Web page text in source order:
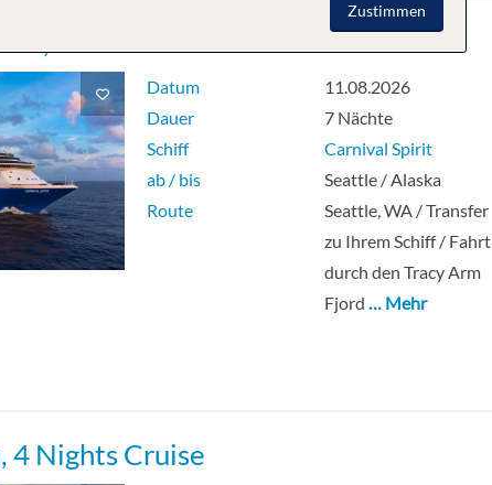
WA
Datum
11.08.2026
Dauer
7 Nächte
Schiff
Carnival Spirit
ab / bis
Seattle / Alaska
Route
Seattle, WA / Transfer
zu Ihrem Schiff / Fahrt
durch den Tracy Arm
Fjord… Mehr
4 Nights Cruise
Zustimmen